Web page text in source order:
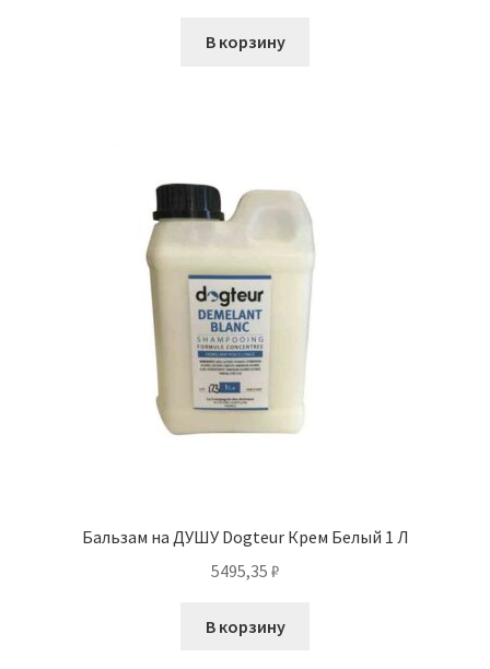
В корзину
Бальзам на ДУШУ Dogteur Крем Белый 1 Л
5495,35 ₽
В корзину